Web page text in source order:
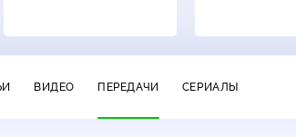
ВИДЕО ПЕРЕДАЧИ СЕРИАЛЫ